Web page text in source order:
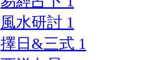
風水研討 1
擇日&三式 1